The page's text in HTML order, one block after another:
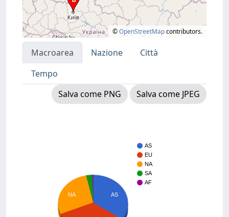
©OpenStreetMapcontributors.
Macroarea Nazione
Città
Tempo
Salva come PNG
Salva come JPEG
AS
EU
NA
SA
AF
AS
NA